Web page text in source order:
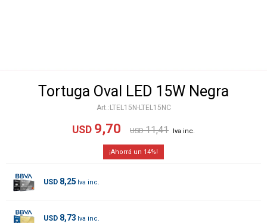
Tortuga Oval LED 15W Negra
LTEL15N-LTEL15NC
USD 9,70 USD 11,41
14
USD 8,25
USD 8,73